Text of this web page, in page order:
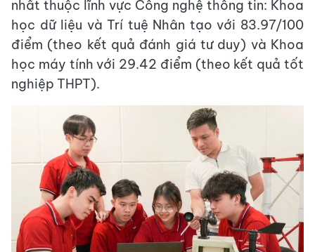
nhất thuộc lĩnh vực Công nghệ thông tin: Khoa
học dữ liệu và Trí tuệ Nhân tạo với 83.97/100
điểm (theo kết quả đánh giá tư duy) và Khoa
học máy tính với 29.42 điểm (theo kết quả tốt
nghiệp THPT).